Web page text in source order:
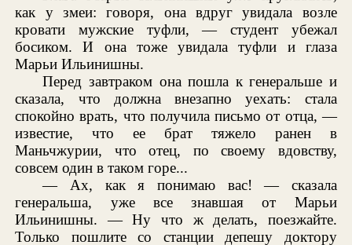
как у змеи: говоря, она вдруг увидала возле
кровати мужские туфли, — студент убежал
босиком. И она тоже увидала туфли и глаза
Марьи Ильинишны.
Перед завтраком она пошла к генеральше и
сказала, что должна внезапно уехать: стала
спокойно врать, что получила письмо от отца, —
известие, что ее брат тяжело ранен в
Маньчжурии, что отец, по своему вдовству,
совсем один в таком горе...
— Ах, как я понимаю вас! — сказала
генеральша, уже все знавшая от Марьи
Ильинишны. — Ну что ж делать, поезжайте.
Только пошлите со станции депешу доктору